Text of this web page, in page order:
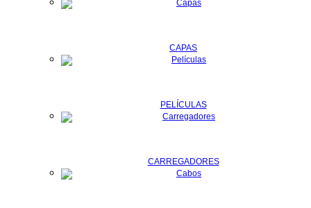
CAPAS
PELÍCULAS
CARREGADORES